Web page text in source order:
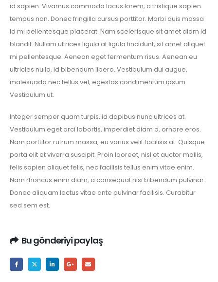
id sapien. Vivamus commodo lacus lorem, a tristique sapien
tempus non. Donec fringilla cursus porttitor. Morbi quis massa
id mi pellentesque placerat. Nam scelerisque sit amet diam id
blandit. Nullam ultrices ligula at ligula tincidunt, sit amet aliquet
mi pellentesque. Aenean eget fermentum risus. Aenean eu
ultricies nulla, id bibendum libero. Vestibulum dui augue,
malesuada nec tellus vel, egestas condimentum ipsum.
Vestibulum ut.
Integer semper quam turpis, id dapibus nunc ultrices at.
Vestibulum eget orci lobortis, imperdiet diam a, ornare eros.
Nam porttitor rutrum massa, eu varius velit facilisis at. Quisque
porta elit et viverra suscipit. Proin laoreet, nisl et auctor mollis,
felis sapien aliquet felis, nec facilisis tellus enim vitae enim.
Nam rhoncus enim diam, a consequat nisi bibendum pulvinar.
Donec aliquam lectus vitae ante pulvinar facilisis. Curabitur
sed sem est.
Bu gönderiyi paylaş